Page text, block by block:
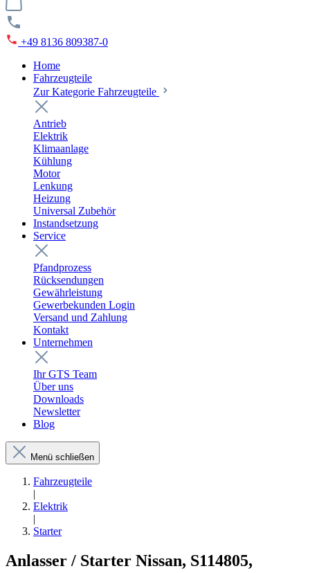
+49 8136 809387-0
Home
Fahrzeugteile
Zur Kategorie Fahrzeugteile
Antrieb
Elektrik
Klimaanlage
Kühlung
Motor
Lenkung
Heizung
Universal Zubehör
Instandsetzung
Service
Pfandprozess
Rücksendungen
Gewährleistung
Gewerbekunden Login
Versand und Zahlung
Kontakt
Unternehmen
Ihr GTS Team
Über uns
Downloads
Newsletter
Blog
Menü schließen
Fahrzeugteile
|
Elektrik
|
Starter
Anlasser / Starter Nissan, S114805,